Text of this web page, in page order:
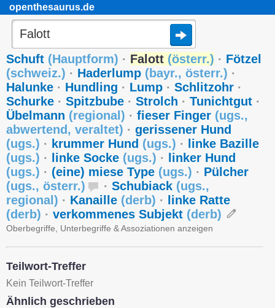
openthesaurus.de
Schuft (Hauptform) · Falott (österr.) · Fötzel
(schweiz.) · Haderlump (bayr., österr.) ·
Halunke · Hundling · Lump · Schlitzohr ·
Schurke · Spitzbube · Strolch · Tunichtgut ·
Übelmann (regional ) · fieser Finger (ugs.,
abwertend , veraltet) · gerissener Hund
(ugs.) · krummer Hund (ugs.) ·
linke Bazille
(ugs.) · linke Socke (ugs.) ·
linker Hund
(ugs.) · (eine) miese Type (ugs.) · Pülcher
(ugs., österr.) · Schubiack (ugs.,
regional ) · Kanaille (derb) ·
linke Ratte
(derb) · verkommenes Subjekt (derb)
Oberbegriffe, Unterbegriffe & Assoziationen anzeigen
Teilwort-Treffer
Kein Teilwort-Treffer
Ähnlich geschrieben